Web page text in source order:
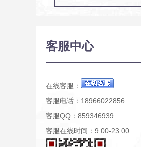
客服中心
在线客服：
客服电话：18966022856
客服QQ：859346939
客服在线时间：9:00-23:00